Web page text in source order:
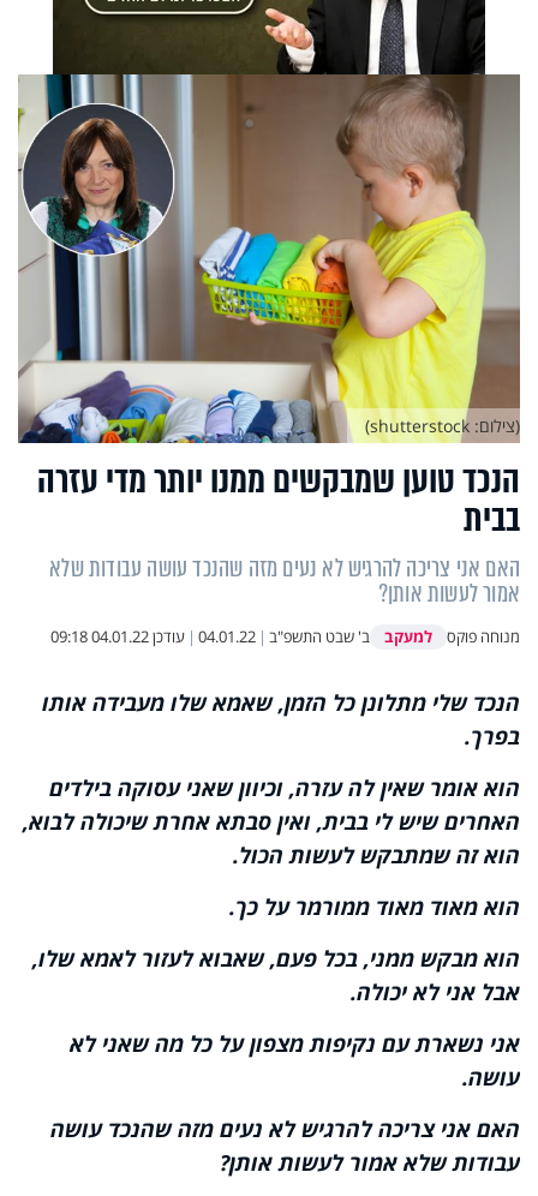
הנכד טוען שמבקשים ממנו יותר מדי עזרה
בבית
האם אני צריכה להרגיש לא נעים מזה שהנכד עושה עבודות שלא
אמור לעשות אותן?
מנוחה פוקס למעקב ב' שבט התשפ"ב |
04.01.22
| עודכן04.01.22 09:18
(צילום: shutterstock)
הנכד שלי מתלונן כל הזמן, שאמא שלו מעבידה אותו
בפרך.
הוא אומר שאין לה עזרה, וכיוון שאני עסוקה בילדים
האחרים שיש לי בבית, ואין סבתא אחרת שיכולה לבוא,
הוא זה שמתבקש לעשות הכול.
הוא מאוד מאוד ממורמר על כך.
הוא מבקש ממני, בכל פעם, שאבוא לעזור לאמא שלו,
אבל אני לא יכולה.
אני נשארת עם נקיפות מצפון על כל מה שאני לא
עושה.
האם אני צריכה להרגיש לא נעים מזה שהנכד עושה
עבודות שלא אמור לעשות אותן?